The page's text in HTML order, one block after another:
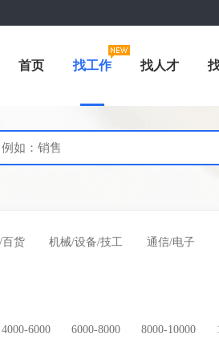
首页 找工作 找人才
百货 机械/设备/技工 通信/电子
4000-6000 6000-8000 8000-10000